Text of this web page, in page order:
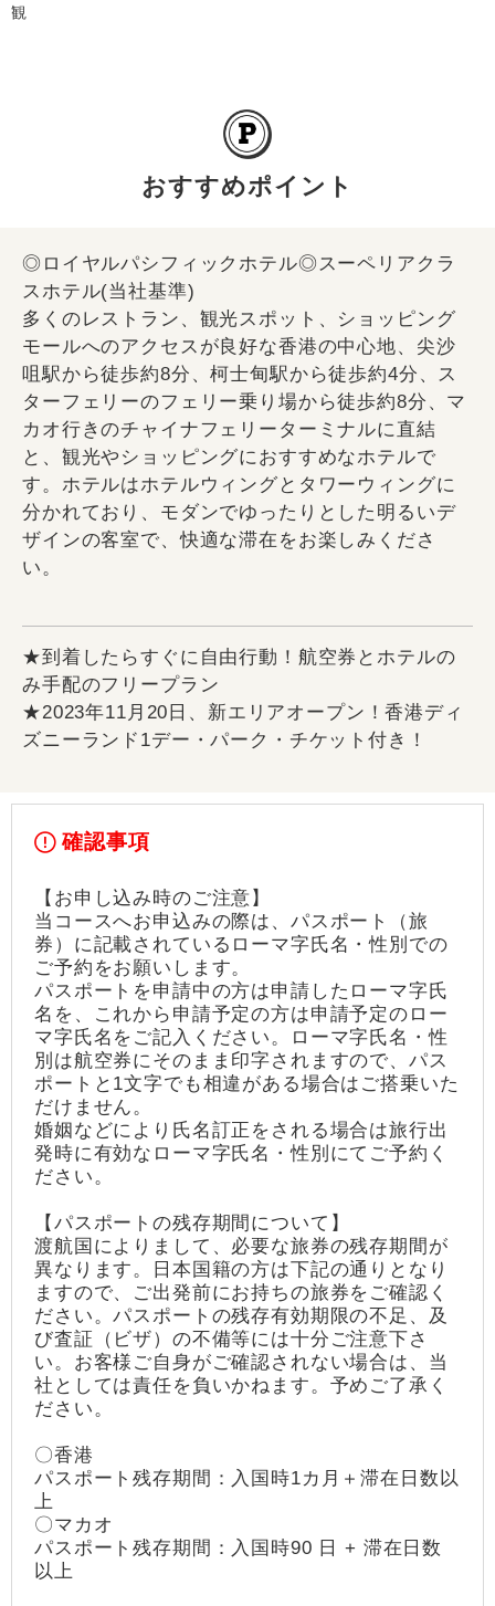
観
おすすめポイント
◎ロイヤルパシフィックホテル◎スーペリアクラ
スホテル(当社基準)
多くのレストラン、観光スポット、ショッピング
モールへのアクセスが良好な香港の中心地、尖沙
咀駅から徒歩約8分、柯士甸駅から徒歩約4分、ス
ターフェリーのフェリー乗り場から徒歩約8分、マ
カオ行きのチャイナフェリーターミナルに直結
と、観光やショッピングにおすすめなホテルで
す。ホテルはホテルウィングとタワーウィングに
分かれており、モダンでゆったりとした明るいデ
ザインの客室で、快適な滞在をお楽しみくださ
い。
★到着したらすぐに自由行動！航空券とホテルの
み手配のフリープラン
★2023年11月20日、新エリアオープン！香港ディ
ズニーランド1デー・パーク・チケット付き！
確認事項
【お申し込み時のご注意】
当コースへお申込みの際は、パスポート（旅
券）に記載されているローマ字氏名・性別での
ご予約をお願いします。
パスポートを申請中の方は申請したローマ字氏
名を、これから申請予定の方は申請予定のロー
マ字氏名をご記入ください。ローマ字氏名・性
別は航空券にそのまま印字されますので、パス
ポートと1文字でも相違がある場合はご搭乗いた
だけません。
婚姻などにより氏名訂正をされる場合は旅行出
発時に有効なローマ字氏名・性別にてご予約く
ださい。
【パスポートの残存期間について】
渡航国によりまして、必要な旅券の残存期間が
異なります。日本国籍の方は下記の通りとなり
ますので、ご出発前にお持ちの旅券をご確認く
ださい。パスポートの残存有効期限の不足、及
び査証（ビザ）の不備等には十分ご注意下さ
い。お客様ご自身がご確認されない場合は、当
社としては責任を負いかねます。予めご了承く
ださい。
〇香港
パスポート残存期間：入国時1カ月＋滞在日数以
上
〇マカオ
パスポート残存期間：入国時90 日 + 滞在日数
以上